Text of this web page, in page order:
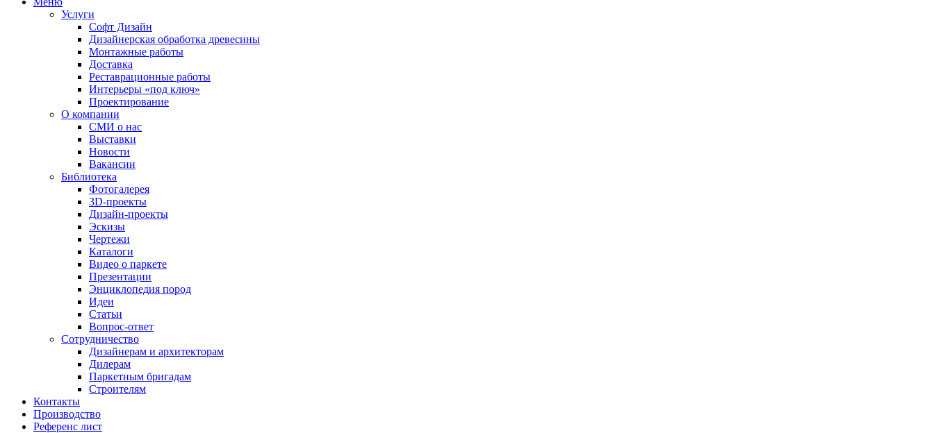
Услуги
Софт Дизайн
Дизайнерская обработка древесины
Монтажные работы
Доставка
Реставрационные работы
Интерьеры «под ключ»
Проектирование
О компании
СМИ о нас
Выставки
Новости
Вакансии
Библиотека
Фотогалерея
3D-проекты
Дизайн-проекты
Эскизы
Чертежи
Каталоги
Видео о паркете
Презентации
Энциклопедия пород
Идеи
Статьи
Вопрос-ответ
Сотрудничество
Дизайнерам и архитекторам
Дилерам
Паркетным бригадам
Строителям
Контакты
Производство
Референс лист